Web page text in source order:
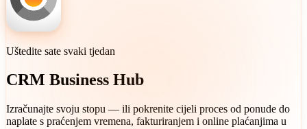
Uštedite sate svaki tjedan
CRM Business Hub
Izračunajte svoju stopu — ili pokrenite cijeli proces od ponude do
naplate s praćenjem vremena, fakturiranjem i online plaćanjima u